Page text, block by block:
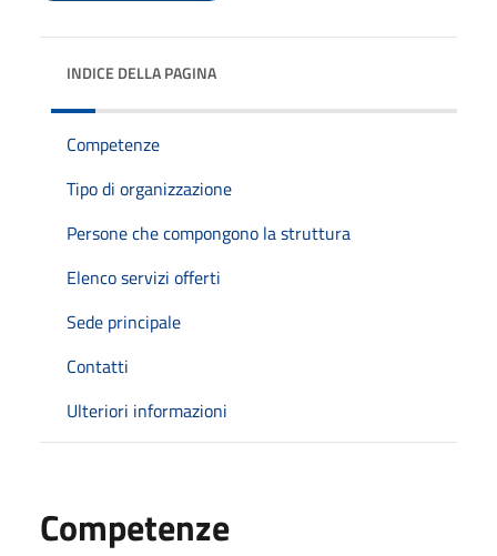
INDICE DELLA PAGINA
Competenze
Tipo di organizzazione
Persone che compongono la struttura
Elenco servizi offerti
Sede principale
Contatti
Ulteriori informazioni
Competenze